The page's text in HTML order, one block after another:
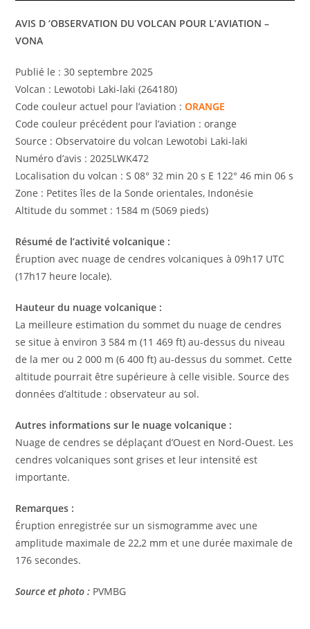
AVIS D ‘OBSERVATION DU VOLCAN POUR L’AVIATION –
VONA
Publié le : 30 septembre 2025
Volcan : Lewotobi Laki-laki (264180)
Code couleur actuel pour l’aviation :ORANGE
Code couleur précédent pour l’aviation : orange
Source : Observatoire du volcan Lewotobi Laki-laki
Numéro d’avis : 2025LWK472
Localisation du volcan : S 08° 32 min 20 s E 122° 46 min 06 s
Zone : Petites îles de la Sonde orientales, Indonésie
Altitude du sommet : 1584 m (5069 pieds)
Résumé de l’activité volcanique :
Éruption avec nuage de cendres volcaniques à 09h17 UTC
(17h17 heure locale).
Hauteur du nuage volcanique :
La meilleure estimation du sommet du nuage de cendres
se situe à environ 3 584 m (11 469 ft) au-dessus du niveau
de la mer ou 2 000 m (6 400 ft) au-dessus du sommet. Cette
altitude pourrait être supérieure à celle visible. Source des
données d’altitude : observateur au sol.
Autres informations sur le nuage volcanique :
Nuage de cendres se déplaçant d’Ouest en Nord-Ouest. Les
cendres volcaniques sont grises et leur intensité est
importante.
Remarques :
Éruption enregistrée sur un sismogramme avec une
amplitude maximale de 22,2 mm et une durée maximale de
176 secondes.
Source et photo : PVMBG